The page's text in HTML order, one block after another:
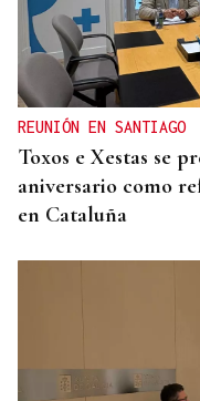
REUNIÓN EN SANTIAGO
Toxos e Xestas se
aniversario como
en Cataluña